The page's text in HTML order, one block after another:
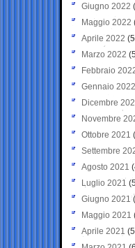
Giugno 2022
Maggio 2022
Aprile 2022
Marzo 2022
Febbraio
Gennaio 2022
Dicembre
Novembre
Ottobre 2021
Settembre
Agosto 2021
Luglio 2021
Giugno 2021
Maggio 2021
Aprile 2021